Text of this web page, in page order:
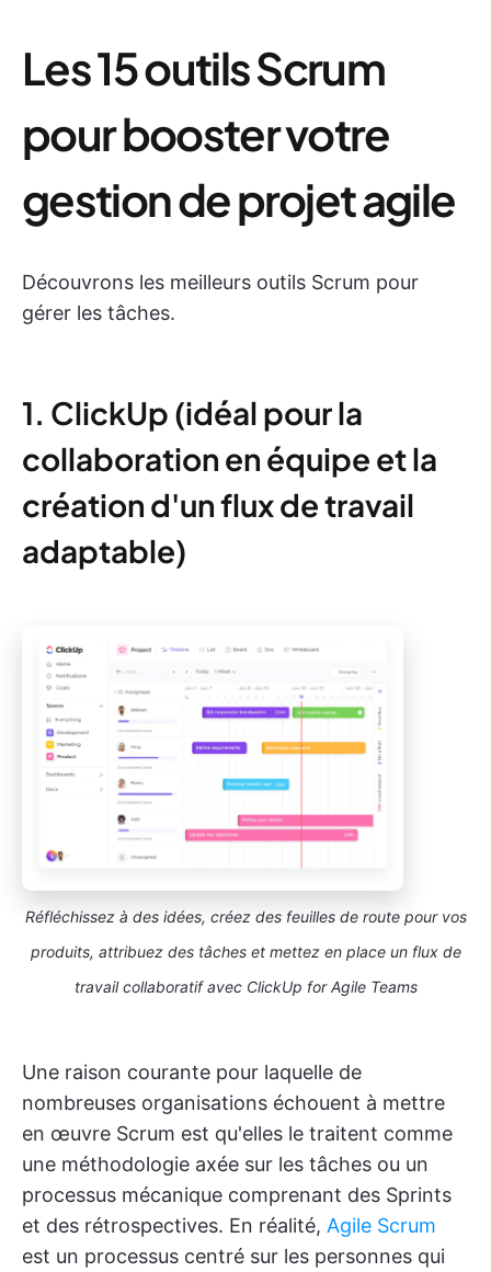
Les 15 outils Scrum
pour booster votre
gestion de projet agile
Découvrons les meilleurs outils Scrum pour
gérer les tâches.
1. ClickUp (idéal pour la
collaboration en équipe et la
création d'un flux de travail
adaptable)
Réfléchissez à des idées, créez des feuilles de route pour vos
produits, attribuez des tâches et mettez en place un flux de
travail collaboratif avec ClickUp for Agile Teams
Une raison courante pour laquelle de
nombreuses organisations échouent à mettre
en œuvre Scrum est qu'elles le traitent comme
une méthodologie axée sur les tâches ou un
processus mécanique comprenant des Sprints
et des rétrospectives. En réalité, Agile Scrum
est un processus centré sur les personnes qui